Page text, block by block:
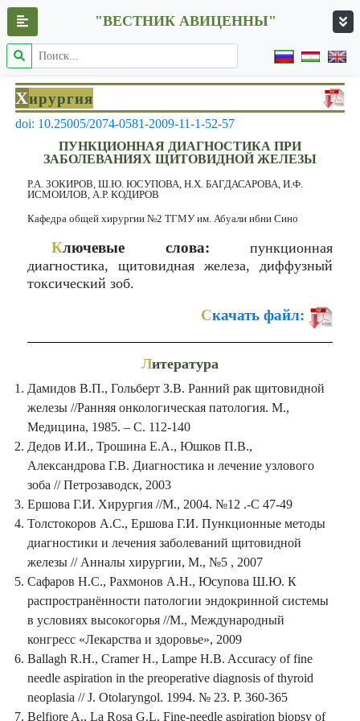
"ВЕСТНИК АВИЦЕННЫ"
Хирургия
doi: 10.25005/2074-0581-2009-11-1-52-57
ПУНКЦИОННАЯ ДИАГНОСТИКА ПРИ
ЗАБОЛЕВАНИЯХ ЩИТОВИДНОЙ ЖЕЛЕЗЫ
Р.А. ЗОКИРОВ, Ш.Ю. ЮСУПОВА, Н.Х. БАГДАСАРОВА, И.Ф.
ИСМОИЛОВ, А.Р. КОДИРОВ
Кафедра общей хирургии №2 ТГМУ им. Абуали ибни Сино
Ключевые слова: пункционная
диагностика, щитовидная железа, диффузный
токсический зоб.
Скачать файл:
Литература
Дамидов В.П., Гольберт З.В. Ранний рак щитовидной
железы //Ранняя онкологическая патология. М.,
Медицина, 1985. – С. 112-140
Дедов И.И., Трошина Е.А., Юшков П.В.,
Александрова Г.В. Диагностика и лечение узлового
зоба // Петрозаводск, 2003
Ершова Г.И. Хирургия //М., 2004. №12 .-С 47-49
Толстокоров А.С., Ершова Г.И. Пункционные методы
диагностики и лечения заболеваний щитовидной
железы // Анналы хирургии, М., №5 , 2007
Сафаров Н.С., Рахмонов А.Н., Юсупова Ш.Ю. К
распространённости патологии эндокринной системы
в условиях высокогорья //М., Международный
конгресс «Лекарства и здоровье», 2009
Ballagh R.H., Cramer H., Lampe H.B. Accuracy of fine
needle aspiration in the preoperative diagnosis of thyroid
neoplasia // J. Otolaryngol. 1994. № 23. P. 360-365
Belfiore A., La Rosa G.L. Fine-needle aspiration biopsy of